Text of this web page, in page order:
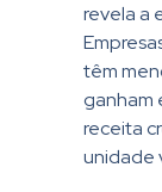
revela a
têm
ganham
receita
unidade